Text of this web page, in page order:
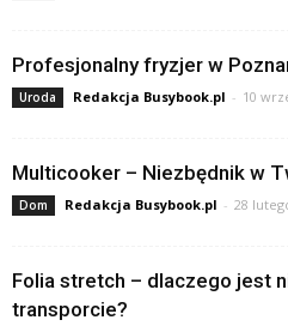
Profesjonalny fryzjer w
Uroda Redakcja Busybook.pl - 10
Multicooker – Niezbędnik w
Dom Redakcja Busybook.pl - 28
Folia stretch – dlaczego jest
transporcie?